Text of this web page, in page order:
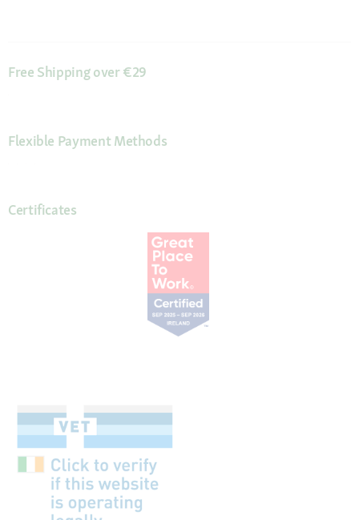
Free Shipping over €29
Flexible Payment Methods
Certificates